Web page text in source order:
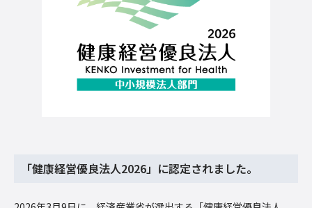
「健康経営優良法人2026」に認定されました。